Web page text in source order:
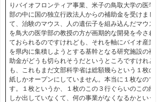
りバイオフロンティア事業、米子の鳥取大学の医学
部の中に国の独立行政法人からの補助金を受けまし
て、治験のマウス、人の遺伝子を組み込んだマウス
を鳥大の医学部の教授の方が画期的な開発を今され
ておられるのですけれども、それを軸にバイオ産業
を県内に集積しようとする基幹となる研究施設の補
助金がどうも切られそうだというところですけれど
も、これもまだ文部科学省は総額幾らという１枚の
紙しかオープンにしていません。本当に１枚なので
す。１枚というか、１枚のこの３行ぐらいのこの紙
しか出していなくて、何の事業がなくなるかという